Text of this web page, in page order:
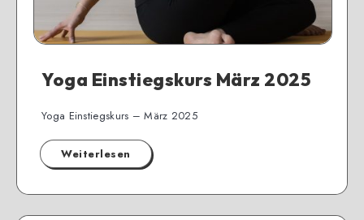
Yoga Einstiegskurs März 2025
Yoga Einstiegskurs – März 2025
Weiterlesen